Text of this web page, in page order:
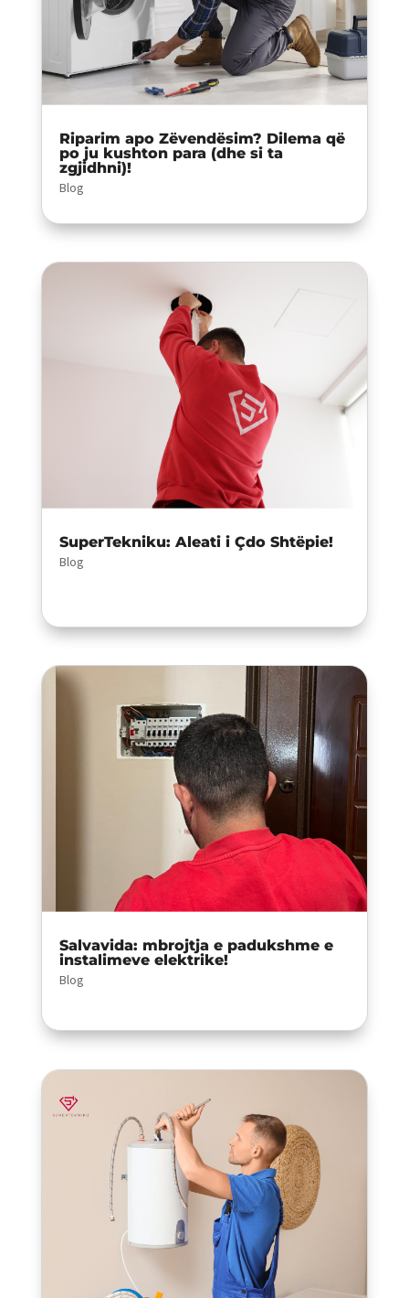
Riparim apo Zëvendësim? Dilema që
po ju kushton para (dhe si ta
zgjidhni)!
Blog
SuperTekniku: Aleati i Çdo Shtëpie!
Blog
Salvavida: mbrojtja e padukshme e
instalimeve elektrike!
Blog